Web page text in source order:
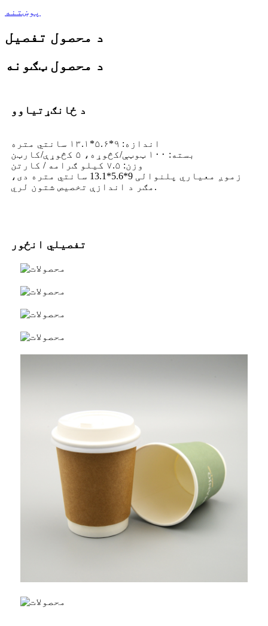
پوښتنه
د محصول تفصیل
د محصول ټګونه
د ځانګړتیاوو
اندازه: ۹*۵.۶*۱۳.۱ سانتي متره
بسته: ۱۰۰ ټوټې/کڅوړه، ۵ کڅوړې/کارټن
وزن: ۷.۵ کیلو ګرامه / کارتن
زموږ معیاري پلنوالی 9*5.6*13.1 سانتي متره دی،
مګر د اندازې تخصیص شتون لري.
تفصیلي انځور